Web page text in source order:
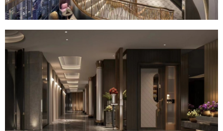
微信支付
立刻支付
您没有权限发布内容，请购买会员或者提升权
忘记密码？ 已有帐号？登录
社交帐号直接登录
QQ登录 微博登录